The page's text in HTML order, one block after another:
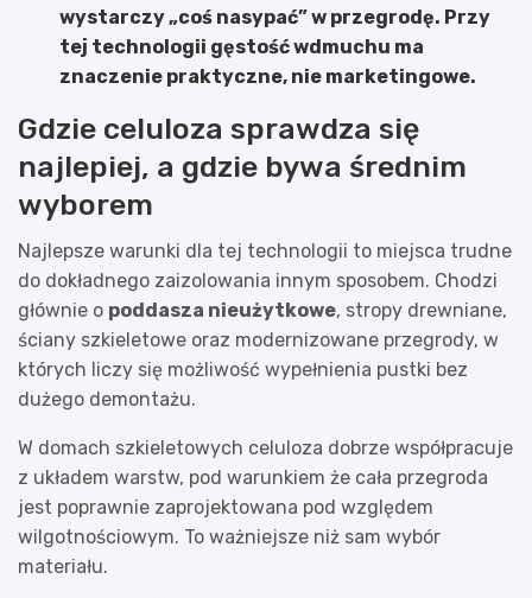
wystarczy „coś nasypać” w przegrodę. Przy
tej technologii gęstość wdmuchu ma
znaczenie praktyczne, nie marketingowe.
Gdzie celuloza sprawdza się
najlepiej, a gdzie bywa średnim
wyborem
Najlepsze warunki dla tej technologii to miejsca trudne
do dokładnego zaizolowania innym sposobem. Chodzi
głównie o poddasza nieużytkowe, stropy drewniane,
ściany szkieletowe oraz modernizowane przegrody, w
których liczy się możliwość wypełnienia pustki bez
dużego demontażu.
W domach szkieletowych celuloza dobrze współpracuje
z układem warstw, pod warunkiem że cała przegroda
jest poprawnie zaprojektowana pod względem
wilgotnościowym. To ważniejsze niż sam wybór
materiału.